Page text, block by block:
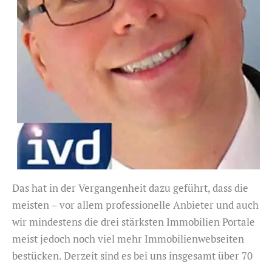
Das hat in der Vergangenheit dazu geführt, dass die
meisten – vor allem professionelle Anbieter und auch
wir mindestens die drei stärksten Immobilien Portale
meist jedoch noch viel mehr Immobilienwebseiten
bestücken. Derzeit sind es bei uns insgesamt über 70